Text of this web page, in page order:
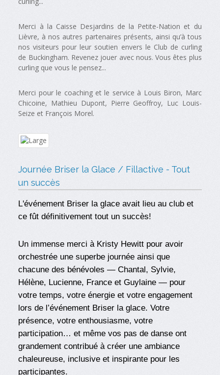
Merci à la Caisse Desjardins de la Petite-Nation et du
Lièvre, à nos autres partenaires présents, ainsi qu’à tous
nos visiteurs pour leur soutien envers le Club de curling
de Buckingham. Revenez jouer avec nous. Vous êtes plus
curling que vous le pensez...
Merci pour le coaching et le service à Louis Biron, Marc
Chicoine, Mathieu Dupont, Pierre Geoffroy, Luc Louis-
Seize et François Morel.
Journée Briser la Glace / Fillactive - Tout
un succès
L'événement Briser la glace avait lieu au club et
ce fût définitivement tout un succès!
Un immense merci à Kristy Hewitt pour avoir
orchestrée une superbe journée ainsi que
chacune des bénévoles — Chantal, Sylvie,
Hélène, Lucienne, France et Guylaine — pour
votre temps, votre énergie et votre engagement
lors de l’événement Briser la glace. Votre
présence, votre enthousiasme, votre
participation… et même vos pas de danse ont
grandement contribué à créer une ambiance
chaleureuse, inclusive et inspirante pour les
participantes.